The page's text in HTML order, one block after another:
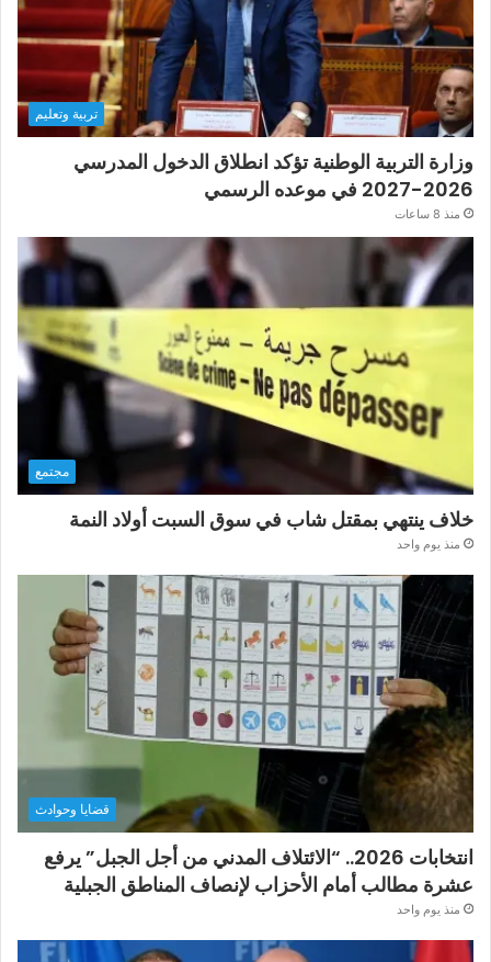
تربية وتعليم
وزارة التربية الوطنية تؤكد انطلاق الدخول المدرسي
2026-2027 في موعده الرسمي
منذ 8 ساعات
مجتمع
خلاف ينتهي بمقتل شاب في سوق السبت أولاد النمة
منذ يوم واحد
قضايا وحوادث
انتخابات 2026.. “الائتلاف المدني من أجل الجبل” يرفع
عشرة مطالب أمام الأحزاب لإنصاف المناطق الجبلية
منذ يوم واحد